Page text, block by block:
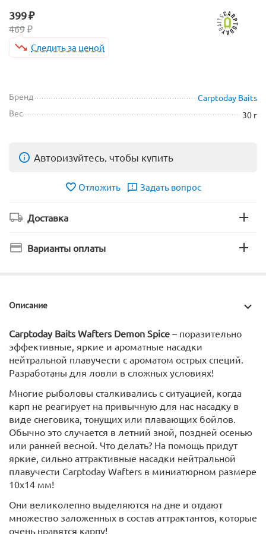
399₽
469 ₽
Следить за ценой
Бренд
Carptoday Baits
Вес
30 г
Авторизуйтесь, чтобы купить
Отложить Задать вопрос
Доставка
Варианты оплаты
Описание
Carptoday Baits Wafters Demon Spice – поразительно
эффективные, яркие и ароматные насадки
нейтральной плавучести c ароматом острых специй.
Разработаны для ловли в сложных условиях!
Многие рыболовы сталкивались с ситуацией, когда
карп не реагирует на привычную для нас насадку в
виде снеговика, тонущих или плавающих бойлов.
Обычно это случается в летний зной, поздней осенью
или ранней весной. Что делать? На помощь придут
яркие, сильно аттрактивные насадки нейтральной
плавучести Carptoday Wafters в миниатюрном размере
10х14 мм!
Они великолепно выделяются на дне и отдают
множество заложенных в состав аттрактантов, которые
очень нравятся карпу!